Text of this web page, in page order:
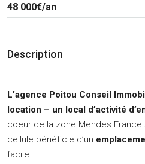
48 000€/an
Description
L’agence Poitou Conseil
location – un local d’activité
coeur de la zone Mendes
cellule bénéficie d’un
facile.